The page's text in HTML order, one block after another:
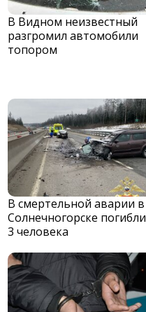
В Видном неизвестный
разгромил автомобили
топором
В смертельной аварии в
Солнечногорске погибли
3 человека